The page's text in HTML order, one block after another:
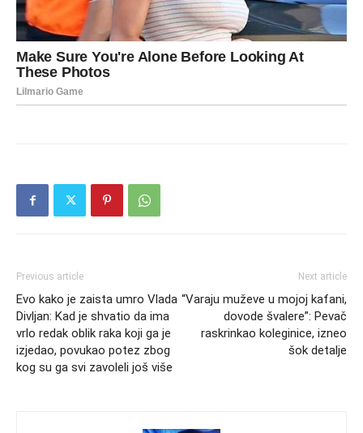
Previous article
Evo kako je zaista umro Vlada
Divljan: Kad je shvatio da ima
vrlo redak oblik raka koji ga je
izjedao, povukao potez zbog
kog su ga svi zavoleli još više
Next article
“Varaju muževe u mojoj kafani,
dovode švalere”: Pevač
raskrinkao koleginice, izneo
šok detalje